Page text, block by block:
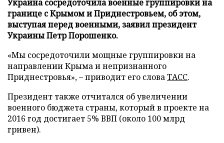
Украина сосредоточила военные группировки на
границе с Крымом и Приднестровьем, об этом,
выступая перед военными, заявил президент
Украины Петр Порошенко.
«Мы сосредоточили мощные группировки на
направлении Крыма и непризнанного
Приднестровья», – приводит его словаТАСС.
Президент также отчитался об увеличении
военного бюджета страны, который в проекте на
2016 год достигает 5% ВВП (около 100 млрд
гривен).